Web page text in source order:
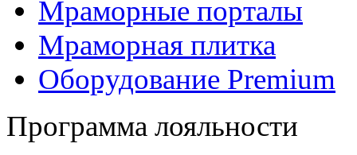
Мраморные порталы
Мраморная плитка
Оборудование Premium
Программа лояльности